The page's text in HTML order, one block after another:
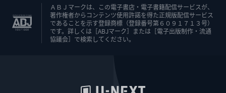
ＡＢＪマークは、この電子書店・電子書籍配信サービスが、
著作権者からコンテンツ使用許諾を得た正規版配信サービス
であることを示す登録商標（登録番号第６０９１７１３号）
です。詳しくは［ABJマーク］または［電子出版制作・流通
協議会］で検索してください。